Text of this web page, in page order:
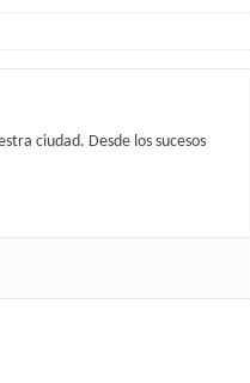
ciudad. Desde los sucesos